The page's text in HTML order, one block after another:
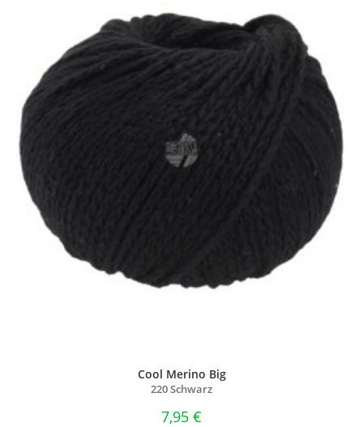
Cool Merino Big
220 Schwarz
7,95 €